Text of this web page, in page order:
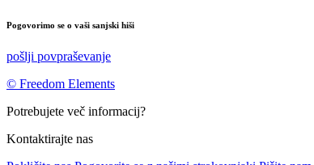
Pogovorimo se o vaši sanjski hiši
pošlji povpraševanje
© Freedom Elements
Potrebujete več informacij?
Kontaktirajte nas